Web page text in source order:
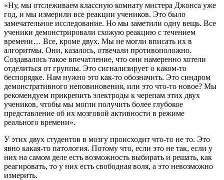
«Ну, мы отслеживаем классную комнату мистера Джонса уже
год, и мы измерили все реакции учеников. Это было
замечательное исследование. Но мы заметили одну вещь. Все
ученики демонстрировали схожую реакцию с течением
времени… Все, кроме двух. Мы не могли вписать их в
алгоритмы. Они, казалось, отвечали противоположно.
Создавалось такое впечатление, что они намеренно хотели
отделиться от группы. Это сигнализирует о каком-то
беспорядке. Нам нужно это как-то обозначить. Это синдром
демонстративного неповиновения, или это что-то новое? Мы
рекомендуем прикрепить электроды к черепам этих двух
учеников, чтобы мы могли получить более глубокое
представление об их мозговой активности в режиме
реального времени».
У этих двух студентов в мозгу происходит что-то не то. Это
явно какая-то патология. Потому что, если это не так, если у
них на самом деле есть возможность выбирать и решать, как
реагировать, то у них есть свободная воля, а это невозможно
измерить.